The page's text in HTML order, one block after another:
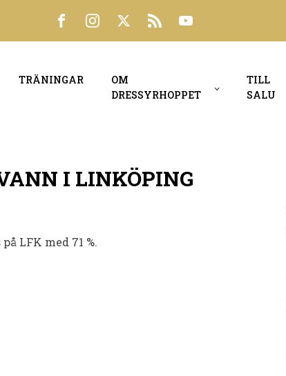
TRÄNINGAR
OM
DRESSYRHOPPET
TILL
SALU
I LINKÖPING
LFK med 71 %.